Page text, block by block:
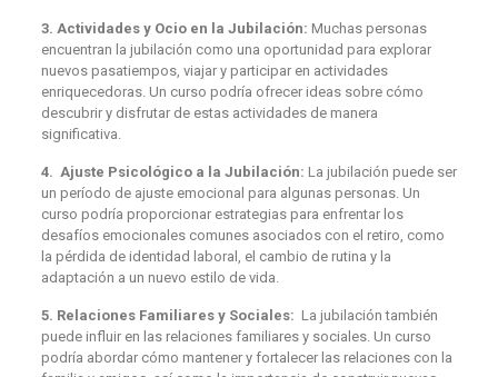
3. Actividades y Ocio en la Jubilación: Muchas personas
encuentran la jubilación como una oportunidad para explorar
nuevos pasatiempos, viajar y participar en actividades
enriquecedoras. Un curso podría ofrecer ideas sobre cómo
descubrir y disfrutar de estas actividades de manera
significativa.
4. Ajuste Psicológico a la Jubilación: La jubilación puede ser
un período de ajuste emocional para algunas personas. Un
curso podría proporcionar estrategias para enfrentar los
desafíos emocionales comunes asociados con el retiro, como
la pérdida de identidad laboral, el cambio de rutina y la
adaptación a un nuevo estilo de vida.
5. Relaciones Familiares y Sociales: La jubilación también
puede influir en las relaciones familiares y sociales. Un curso
podría abordar cómo mantener y fortalecer las relaciones con la